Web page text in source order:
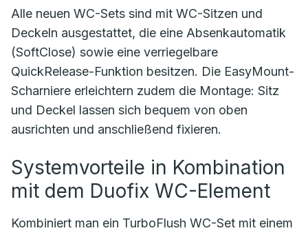
Alle neuen WC-Sets sind mit WC-Sitzen und
Deckeln ausgestattet, die eine Absenkautomatik
(SoftClose) sowie eine verriegelbare
QuickRelease-Funktion besitzen. Die EasyMount-
Scharniere erleichtern zudem die Montage: Sitz
und Deckel lassen sich bequem von oben
ausrichten und anschließend fixieren.
Systemvorteile in Kombination
mit dem Duofix WC-Element
Kombiniert man ein TurboFlush WC-Set mit einem